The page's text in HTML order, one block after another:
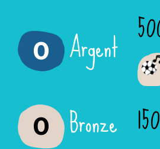
0 Argent
0 Bronze